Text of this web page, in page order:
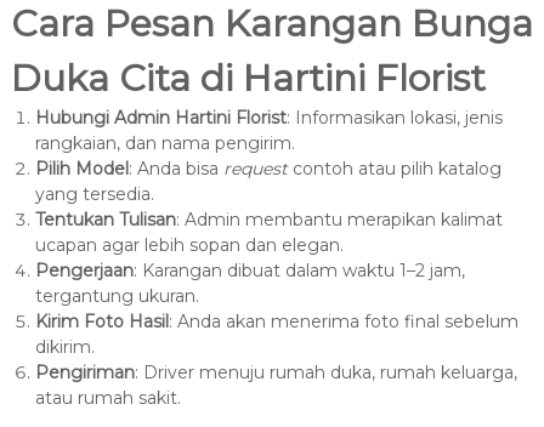
Cara Pesan Karangan Bunga
Duka Cita di Hartini Florist
Hubungi Admin Hartini Florist: Informasikan lokasi, jenis
rangkaian, dan nama pengirim.
Pilih Model: Anda bisa requestcontoh atau pilih katalog
yang tersedia.
Tentukan Tulisan: Admin membantu merapikan kalimat
ucapan agar lebih sopan dan elegan.
Pengerjaan: Karangan dibuat dalam waktu 1–2 jam,
tergantung ukuran.
Kirim Foto Hasil: Anda akan menerima foto final sebelum
dikirim.
Pengiriman: Driver menuju rumah duka, rumah keluarga,
atau rumah sakit.